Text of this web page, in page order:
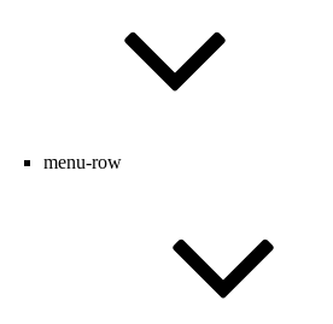
menu-row